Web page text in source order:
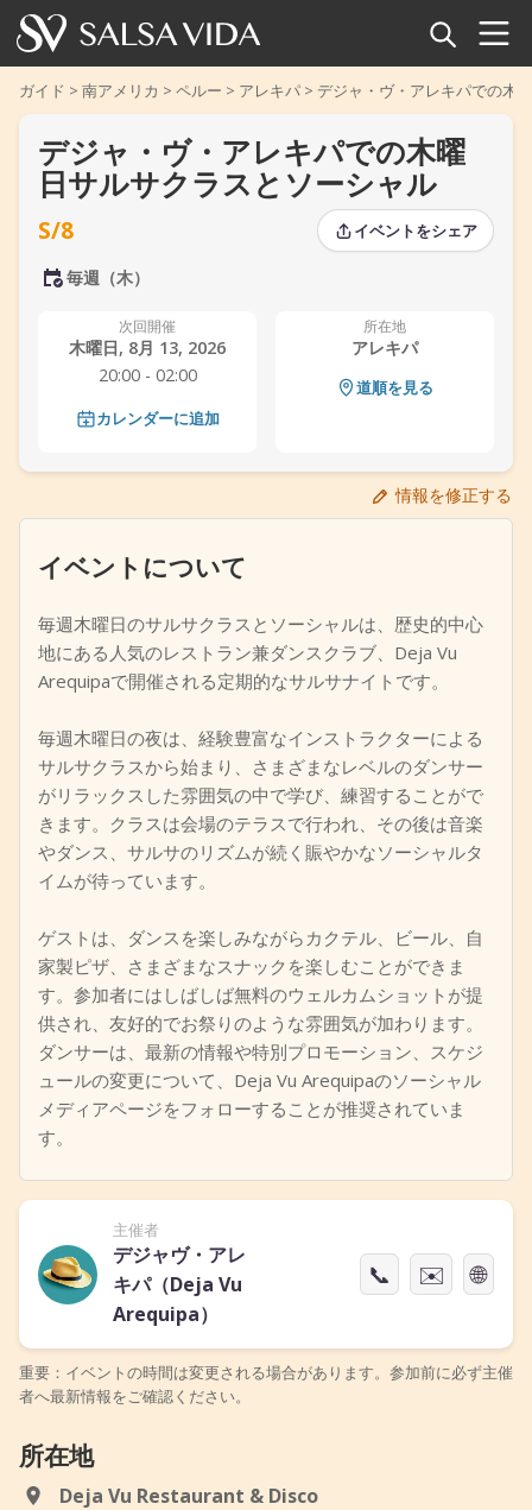
ホーム
イベント
ニュース
記事
サルサ用語集
イベントを追加
ガイド > 南アメリカ > ペルー > アレキパ > デジャ・ヴ・アレキパでの木
‹
‹
デジャ・ヴ・アレキパでの木曜
日サルサクラスとソーシャル
S/8 イベントをシェア
毎週（木）
次回開催
木曜日, 8月 13, 2026
20:00 - 02:00
カレンダーに追加
所在地
アレキパ
道順を見る
情報を修正する
イベントについて
毎週木曜日のサルサクラスとソーシャルは、歴史的中心
地にある人気のレストラン兼ダンスクラブ、Deja Vu
Arequipaで開催される定期的なサルサナイトです。
毎週木曜日の夜は、経験豊富なインストラクターによる
サルサクラスから始まり、さまざまなレベルのダンサー
がリラックスした雰囲気の中で学び、練習することがで
きます。クラスは会場のテラスで行われ、その後は音楽
やダンス、サルサのリズムが続く賑やかなソーシャルタ
イムが待っています。
ゲストは、ダンスを楽しみながらカクテル、ビール、自
家製ピザ、さまざまなスナックを楽しむことができま
す。参加者にはしばしば無料のウェルカムショットが提
供され、友好的でお祭りのような雰囲気が加わります。
ダンサーは、最新の情報や特別プロモーション、スケジ
ュールの変更について、Deja Vu Arequipaのソーシャル
メディアページをフォローすることが推奨されていま
す。
主催者
デジャヴ・アレ
キパ（Deja Vu
Arequipa）
📞 ✉️ 🌐
重要：イベントの時間は変更される場合があります。参加前に必ず主催
者へ最新情報をご確認ください。
所在地
Deja Vu Restaurant & Disco